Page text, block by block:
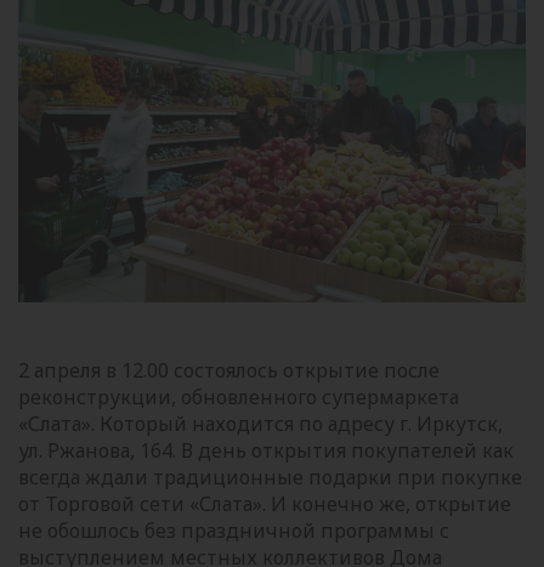
2 апреля в 12.00 состоялось открытие после
реконструкции, обновленного супермаркета
«Слата». Который находится по адресу г. Иркутск,
ул. Ржанова, 164. В день открытия покупателей как
всегда ждали традиционные подарки при покупке
от Торговой сети «Слата». И конечно же, открытие
не обошлось без праздничной программы с
выступлением местных коллективов Дома